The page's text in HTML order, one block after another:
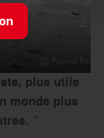
font me sentir
plus utile
monde plus